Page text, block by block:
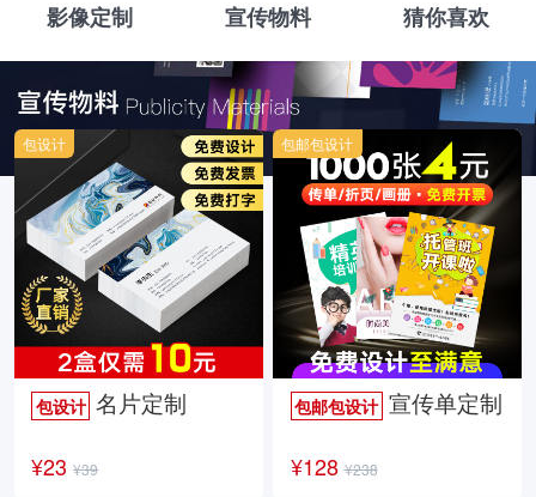
影像定制 宣传物料 猜你喜欢
包设计 名片定制
¥23 ¥39
包设计
包邮包设计宣传单定制
¥128 ¥238
包邮包设计